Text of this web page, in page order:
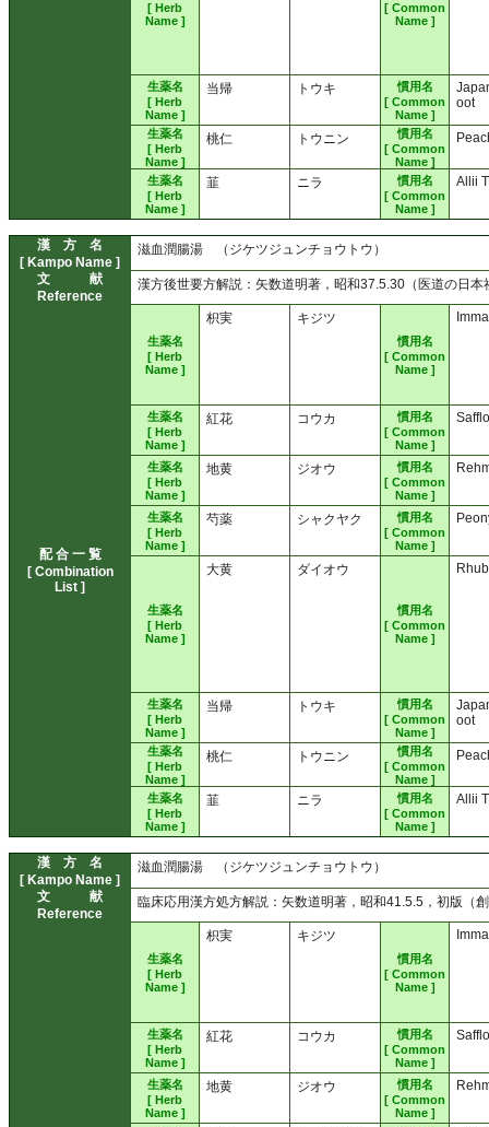
[ Herb
Name ]
[ Common
Name ]
生薬名
[ Herb
Name ]
当帰 トウキ
慣用名
[ Common
Name ]
oot
生薬名
[ Herb
Name ]
桃仁 トウニン
慣用名
[ Common
Name ]
生薬名
[ Herb
Name ]
韮 ニラ
慣用名
[ Common
Name ]
Allii
漢 方 名
[ Kampo Name ]
滋血潤腸湯 （ジケツジュンチョウトウ）
文 献
Reference
漢方後世要方解説：矢数道明著，昭和37.5.30（医道の日本
配 合 一 覧
[ Combination
List ]
生薬名
[ Herb
Name ]
枳実 キジツ
慣用名
[ Common
Name ]
生薬名
[ Herb
Name ]
紅花 コウカ
慣用名
[ Common
Name ]
生薬名
[ Herb
Name ]
地黄 ジオウ
慣用名
[ Common
Name ]
生薬名
[ Herb
Name ]
芍薬 シャクヤク
慣用名
[ Common
Name ]
生薬名
[ Herb
Name ]
大黄 ダイオウ
慣用名
[ Common
Name ]
生薬名
[ Herb
Name ]
当帰 トウキ
慣用名
[ Common
Name ]
oot
生薬名
[ Herb
Name ]
桃仁 トウニン
慣用名
[ Common
Name ]
生薬名
[ Herb
Name ]
韮 ニラ
慣用名
[ Common
Name ]
Allii
漢 方 名
[ Kampo Name ]
滋血潤腸湯 （ジケツジュンチョウトウ）
文 献
Reference
臨床応用漢方処方解説：矢数道明著，昭和41.5.5，初版（
生薬名
[ Herb
Name ]
枳実 キジツ
慣用名
[ Common
Name ]
生薬名
[ Herb
Name ]
紅花 コウカ
慣用名
[ Common
Name ]
生薬名
[ Herb
Name ]
地黄 ジオウ
慣用名
[ Common
Name ]